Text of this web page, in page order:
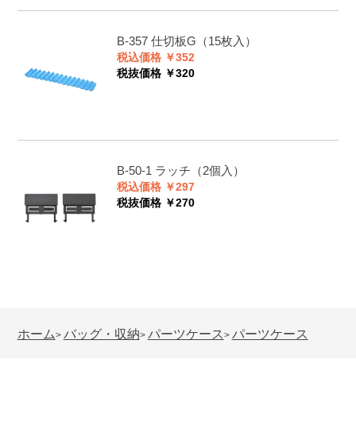
B-357 仕切板G（15枚入）
税込価格 ￥352
税抜価格 ￥320
B-50-1 ラッチ（2個入）
税込価格 ￥297
税抜価格 ￥270
ホーム> バッグ・収納> パーツケース > パーツケース